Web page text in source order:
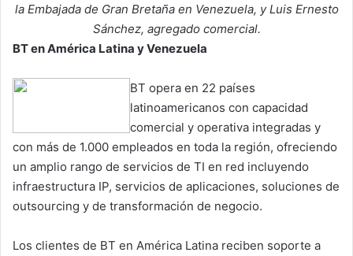
la Embajada de Gran Bretaña en Venezuela, y Luis Ernesto
Sánchez, agregado comercial.
BT en América Latina y Venezuela
BT opera en 22 países
latinoamericanos con capacidad
comercial y operativa integradas y
con más de 1.000 empleados en toda la región, ofreciendo
un amplio rango de servicios de TI en red incluyendo
infraestructura IP, servicios de aplicaciones, soluciones de
outsourcing y de transformación de negocio.
Los clientes de BT en América Latina reciben soporte a